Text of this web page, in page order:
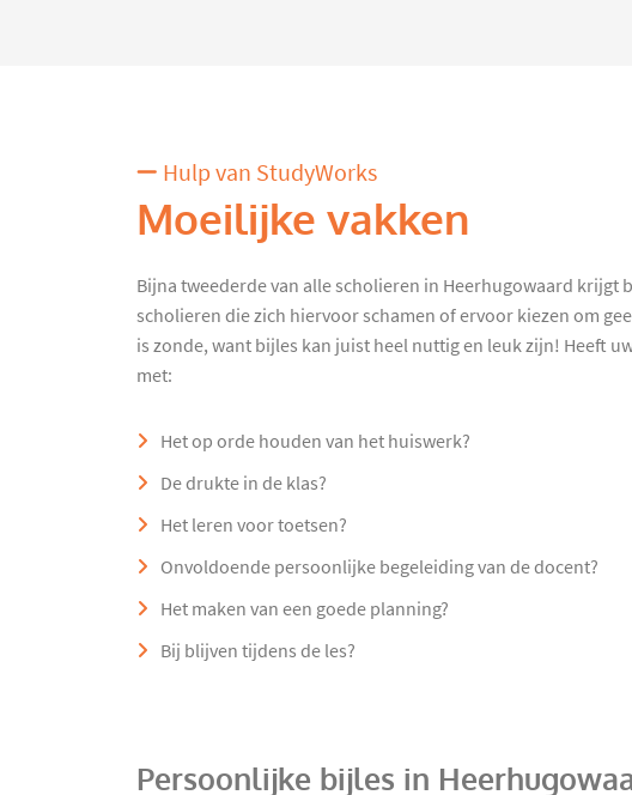
Hulp van StudyWorks
Moeilijke vakken
Bijna tweederde van alle scholieren in Heerhugowaard krijgt
scholieren die zich hiervoor schamen of ervoor kiezen om
is zonde, want bijles kan juist heel nuttig en leuk zijn! Heeft
met:
Het op orde houden van het huiswerk?
De drukte in de klas?
Het leren voor toetsen?
Onvoldoende persoonlijke begeleiding van de docent?
Het maken van een goede planning?
Bij blijven tijdens de les?
Persoonlijke bijles in